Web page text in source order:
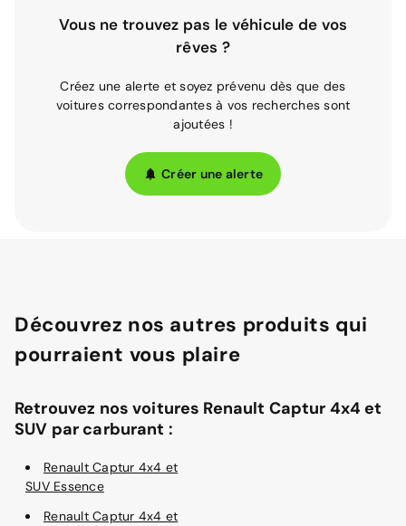
Vous ne trouvez pas le véhicule de vos
rêves ?
Créez une alerte et soyez prévenu dès que des
voitures correspondantes à vos recherches sont
ajoutées !
Créer une alerte
Découvrez nos autres produits qui
pourraient vous plaire
Retrouvez nos voitures Renault Captur 4x4 et
SUV par carburant :
Renault Captur 4x4 et
SUV Essence
Renault Captur 4x4 et